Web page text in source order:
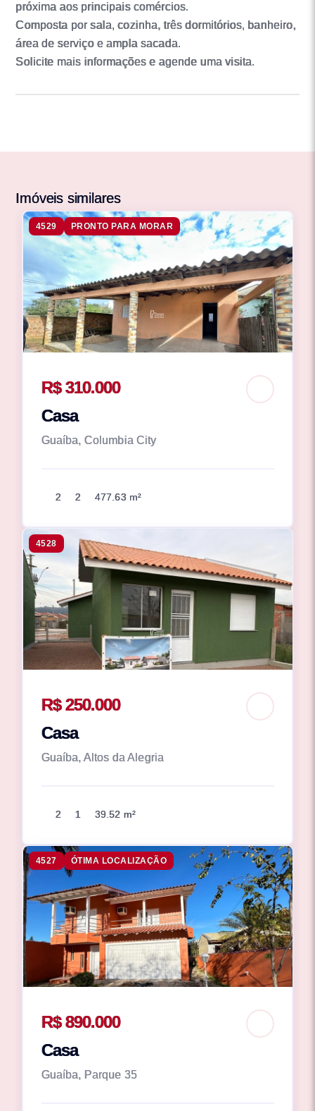
próxima aos principais comércios.
Composta por sala, cozinha, três dormitórios, banheiro,
área de serviço e ampla sacada.
Solicite mais informações e agende uma visita.
Imóveis similares
4529 PRONTO PARA MORAR
R$ 310.000
Casa
Guaíba, Columbia City
2 2 477.63 m²
4528
R$ 250.000
Casa
Guaíba, Altos da Alegria
2 1 39.52 m²
4527 ÓTIMA LOCALIZAÇÃO
R$ 890.000
Casa
Guaíba, Parque 35